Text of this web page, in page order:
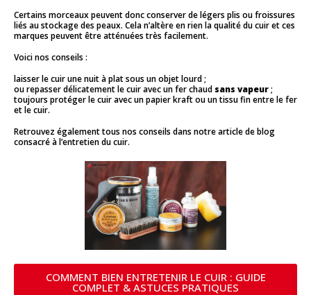
Certains morceaux peuvent donc conserver de légers plis ou froissures
liés au stockage des peaux. Cela n’altère en rien la qualité du cuir et ces
marques peuvent être atténuées très facilement.
Voici nos conseils :
laisser le cuir une nuit à plat sous un objet lourd ;
ou repasser délicatement le cuir avec un fer chaud sans vapeur;
toujours protéger le cuir avec un papier kraft ou un tissu fin entre le fer
et le cuir.
Retrouvez également tous nos conseils dans notre article de blog
consacré à l’entretien du cuir.
COMMENT BIEN ENTRETENIR LE CUIR : GUIDE
COMPLET & ASTUCES PRATIQUES